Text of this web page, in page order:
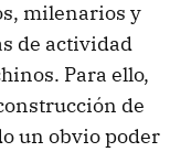
milenarios y
de actividad
Para ello,
de
un obvio poder